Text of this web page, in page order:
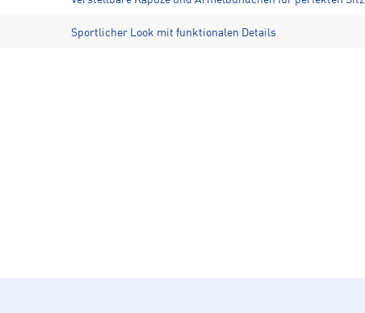
Sportlicher Look mit funktionalen Details